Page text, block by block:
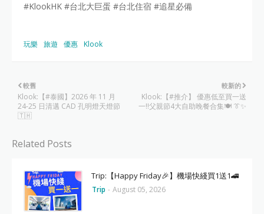
#KlookHK #台北大巨蛋 #台北住宿 #追星必備
玩樂 旅遊 優惠 Klook
較新的
Klook:【#推介】 優惠低至買一送
一‼️父親節4大自助晚餐合集🍽️ 👔✨
較舊
Klook:【#泰國】2026 年 11 月
24-25 日清邁 CAD 孔明燈天燈節
🇹🇭
Related Posts
Trip:【Happy Friday🎉】機場快綫買1送1🚄
Trip - August 05, 2026